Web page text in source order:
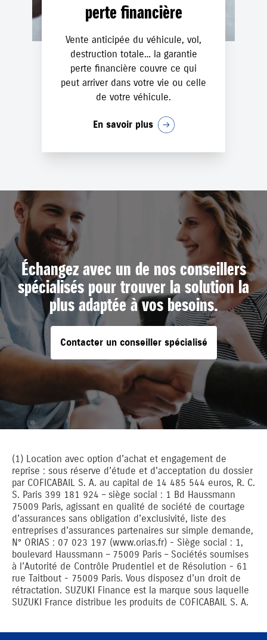
perte financière
Vente anticipée du véhicule, vol,
destruction totale… la garantie
perte financière couvre ce qui
peut arriver dans votre vie ou celle
de votre véhicule.
En savoir plus
Échangez avec un de nos conseillers
spécialisés pour trouver la solution la
plus adaptée à vos besoins.
Contacter un conseiller spécialisé
(1) Location avec option d’achat et engagement de
reprise : sous réserve d’étude et d’acceptation du dossier
par COFICABAIL S. A. au capital de 14 485 544 euros, R. C.
S. Paris 399 181 924 – siège social : 1 Bd Haussmann
75009 Paris, agissant en qualité de société de courtage
d’assurances sans obligation d’exclusivité, liste des
entreprises d’assurances partenaires sur simple demande,
N° ORIAS : 07 023 197 (www.orias.fr) - Siège social : 1,
boulevard Haussmann – 75009 Paris – Sociétés soumises
à l’Autorité de Contrôle Prudentiel et de Résolution - 61
rue Taitbout - 75009 Paris. Vous disposez d’un droit de
rétractation. SUZUKI Finance est la marque sous laquelle
SUZUKI France distribue les produits de COFICABAIL S. A.